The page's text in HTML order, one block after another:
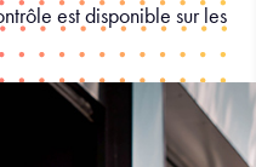
est disponible sur les